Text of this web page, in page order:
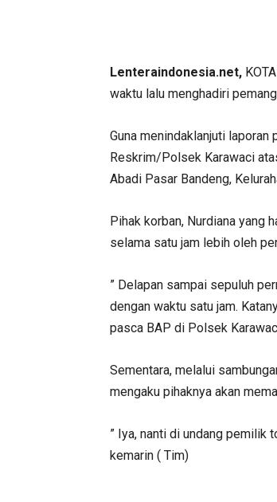
Lenteraindonesia.net,
waktu lalu menghadiri
Guna menindaklanjuti
Reskrim/Polsek Karawaci
Abadi Pasar Bandeng,
Pihak korban, Nurdiana yang
selama satu jam lebih oleh
” Delapan sampai sepuluh
dengan waktu satu jam.
pasca BAP di Polsek
Sementara, melalui
mengaku pihaknya akan
” Iya, nanti di undang pemilik
kemarin ( Tim)